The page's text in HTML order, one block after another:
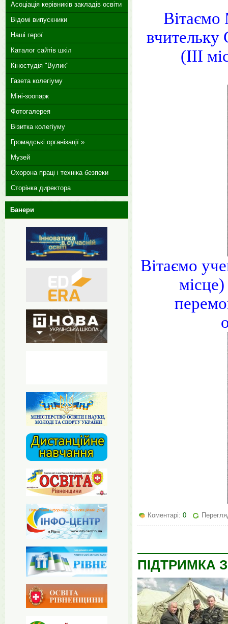
Вітаємо
(ІІІ
Вітаємо
місце)
Коментарі: 0
ПІДТРИМКА
Асоціація керівників закладів освіти
Відомі випускники
Наші герої
Каталог сайтів шкіл
Кіностудія "Вулик"
Газета колегіуму
Міні-зоопарк
Фотогалерея
Візитка колегіуму
Громадські організації »
Музей
Охорона праці і техніка безпеки
Сторінка директора
Банери